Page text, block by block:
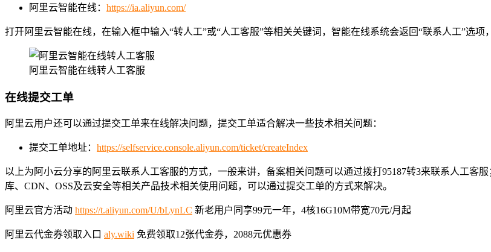
阿里云智能在线： https://ia.aliyun.com/
打开阿里云智能在线，在输入框中输入“转人工”或“人工客服”等相关关键词，智能在线系统会返回“联系人工”选项
阿里云智能在线转人工客服
在线提交工单
阿里云用户还可以通过提交工单来在线解决问题，提交工单适合解决一些技术相关问题：
提交工单地址： https://selfservice.console.aliyun.com/ticket/createIndex
以上为阿小云分享的阿里云联系人工客服的方式，一般来讲，备案相关问题可以通过拨打95187转3来联系人工客
库、CDN、OSS及云安全等相关产品技术相关使用问题，可以通过提交工单的方式来解决。
阿里云官方活动 https://t.aliyun.com/U/bLynLC 新老用户同享99元一年，4核16G10M带宽70元/月起
阿里云代金券领取入口 aly.wiki 免费领取12张代金券，2088元优惠券